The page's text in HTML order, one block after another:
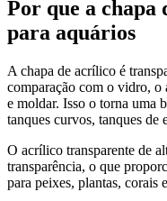
Por que a chapa
para aquários
A chapa de acrílico é
comparação com o vidro,
e moldar. Isso o torna uma
tanques curvos, tanques de
O acrílico transparente de
transparência, o que
para peixes, plantas, corais